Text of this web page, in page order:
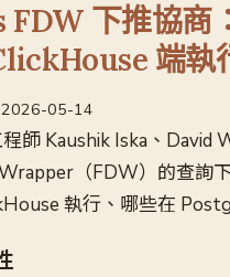
FDW 下推協
端執
2026-05-14
師 Kaushik Iska、David
（FDW）的查詢
執行、哪些在